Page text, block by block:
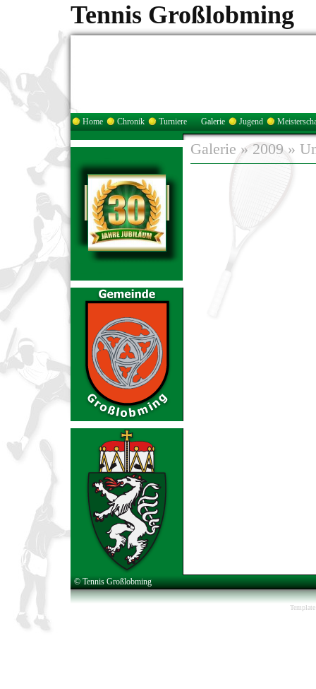
Tennis Großlobming
Home Chronik Turniere Galerie Jugend
Galerie »2009 »
© Tennis Großlobming